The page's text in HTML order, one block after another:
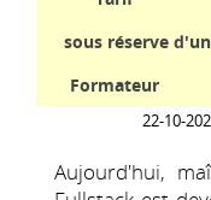
sous réserve
Formateur
22-10-
Aujourd'hui,